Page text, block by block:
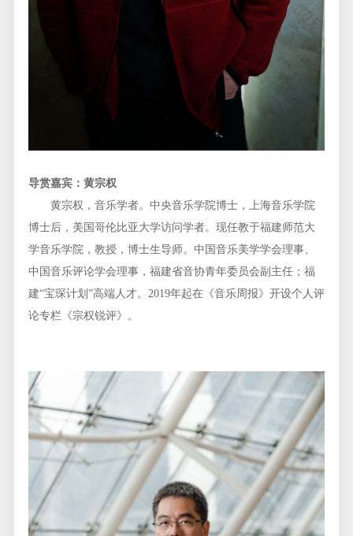
导赏嘉宾 ： 黄宗权
黄宗权，音乐学者。中央音乐学院博士，上海音乐学院
博士后，美国哥伦比亚大学访问学者。现任教于福建师范大
学音乐学院，教授，博士生导师。中国音乐美学学会理事、
中国音乐评论学会理事，福建省音协青年委员会副主任；福
建“宝琛计划”高端人才。2019年起在《音乐周报》开设个人评
论专栏《宗权锐评》。